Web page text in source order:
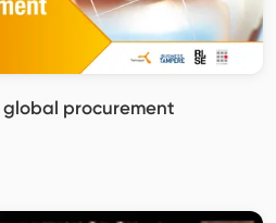
procurement